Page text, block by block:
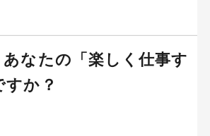
あなたの「楽しく仕事す
すか？